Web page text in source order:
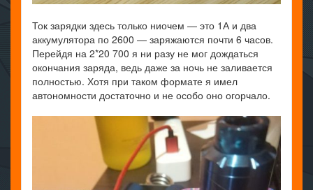
Ток зарядки здесь только ниочем — это 1А и два
аккумулятора по 2600 — заряжаются почти 6 часов.
Перейдя на 2*20 700 я ни разу не мог дождаться
окончания заряда, ведь даже за ночь не заливается
полностью. Хотя при таком формате я имел
автономности достаточно и не особо оно огорчало.